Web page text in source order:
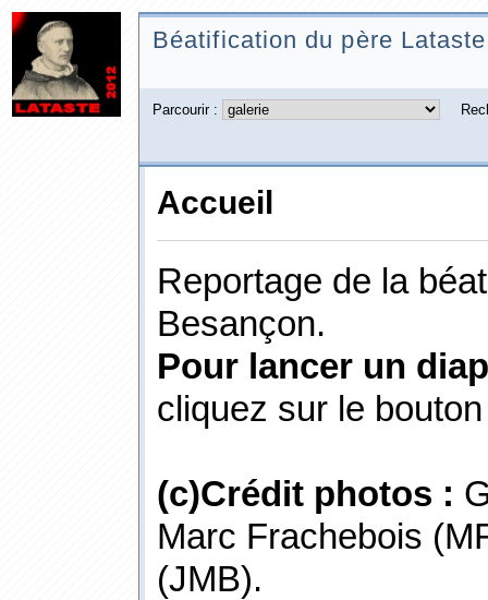
Béatification du père
Parcourir :
Accueil
Reportage de la
Besançon.
Pour lancer un
cliquez sur le
(c)Crédit photos :
Marc Frachebois
(JMB).